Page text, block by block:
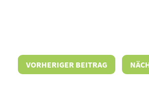
VORHERIGER BEITRAG